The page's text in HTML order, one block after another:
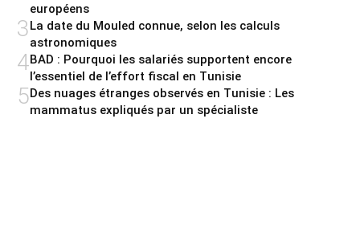
européens
3La date du Mouled connue, selon les calculs
astronomiques
4BAD : Pourquoi les salariés supportent encore
l’essentiel de l’effort fiscal en Tunisie
5Des nuages étranges observés en Tunisie : Les
mammatus expliqués par un spécialiste